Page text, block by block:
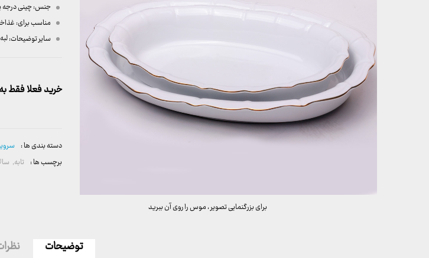
برای بزرگنمایی تصویر ، موس را روی آن ببرید
جنس:چینی
مناسب برای:
سایر توضیحات:
خرید فعلا فقط
دسته بندی ها :
برچسب ها : تابه,
توضیحات